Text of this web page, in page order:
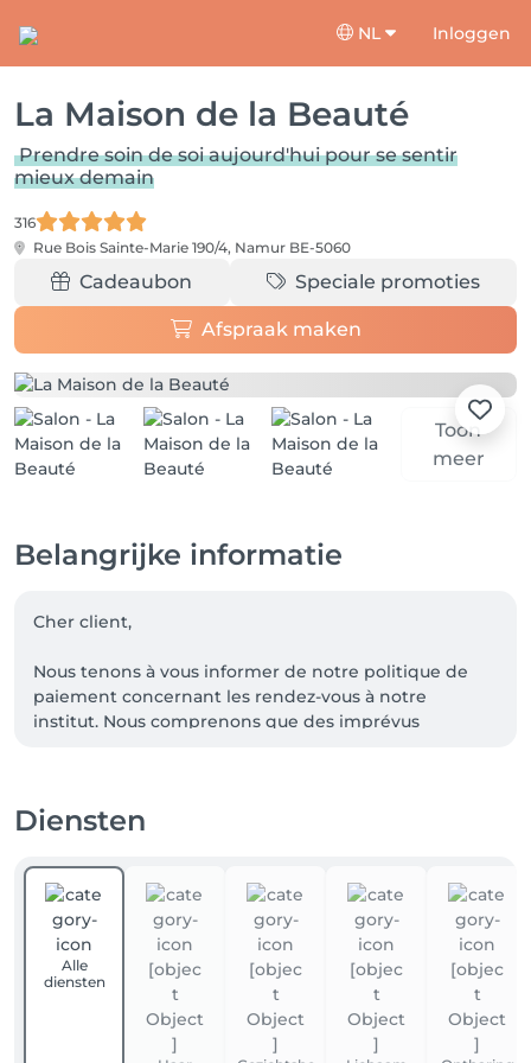
NL Inloggen
La Maison de la Beauté
Prendre soin de soi aujourd'hui pour se sentir
mieux demain
316
Rue Bois Sainte-Marie 190/4, Namur BE-5060
Cadeaubon Speciale promoties
Afspraak maken
Toon
meer
Belangrijke informatie
Cher client,
Nous tenons à vous informer de notre politique de
paiement concernant les rendez-vous à notre
institut. Nous comprenons que des imprévus
notre emploi du temps et de notre personnel.
annulé jusqu'à 48h avant celui-ci est annulé sans frais,
un rendez-vous annulé 24h et 12h avant celui-ci est
dû à 50% et enfin, un rendez-vous annulé le jour
même ou auquel on ne se présente pas est dû à 100%.
C'est pourquoi nous avons mis en place une politique
de paiement qui consiste à débiter votre carte de
crédit lors de la réservation d'un rendez-vous.
Diensten
Alle
diensten